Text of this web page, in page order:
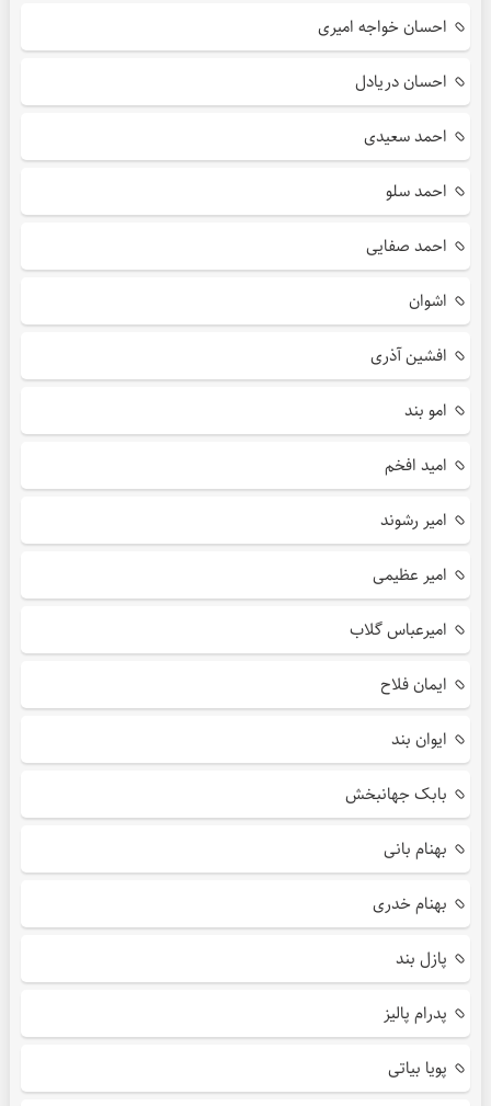
احسان خواجه امیری
احسان دریادل
احمد سعیدی
احمد سلو
احمد صفایی
اشوان
افشین آذری
امو بند
امید افخم
امیر رشوند
امیر عظیمی
امیرعباس گلاب
ایمان فلاح
ایوان بند
بابک جهانبخش
بهنام بانی
بهنام خدری
پازل بند
پدرام پالیز
پویا بیاتی